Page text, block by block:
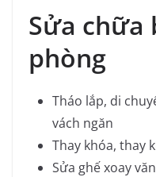
Sửa chữa
phòng
Tháo lắp, di
vách ngăn
Thay khóa, thay
Sửa ghế xoay